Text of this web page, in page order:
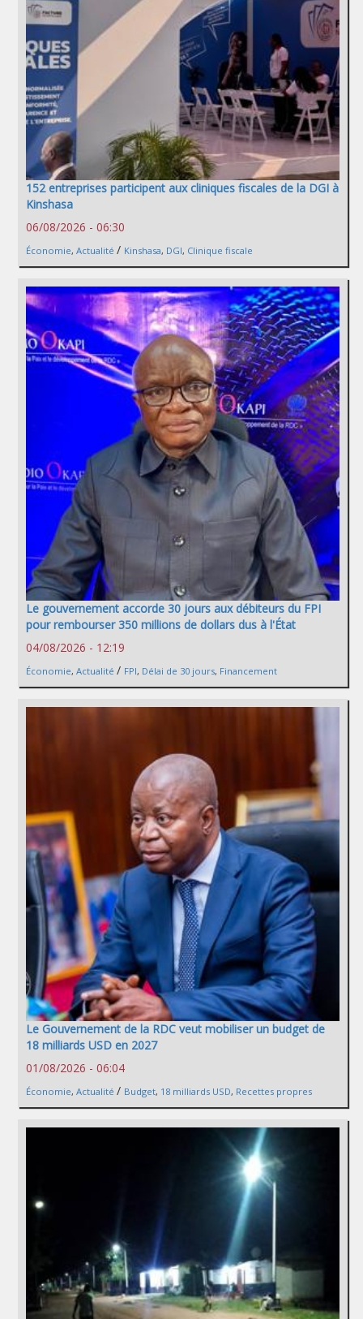
152 entreprises participent aux cliniques fiscales de la DGI à
Kinshasa
06/08/2026 - 06:30
Économie, Actualité / Kinshasa, DGI, Clinique fiscale
Le gouvernement accorde 30 jours aux débiteurs du FPI
pour rembourser 350 millions de dollars dus à l'État
04/08/2026 - 12:19
Économie, Actualité / FPI, Délai de 30 jours, Financement
Le Gouvernement de la RDC veut mobiliser un budget de
18 milliards USD en 2027
01/08/2026 - 06:04
Économie, Actualité / Budget, 18 milliards USD, Recettes propres